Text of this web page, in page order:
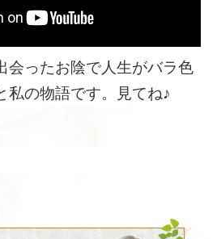
会ったお陰で人生がバラ色
私の物語です。見てね♪